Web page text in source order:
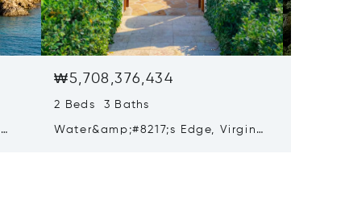
₩5,708,376,434
2 Beds 3 Baths
Water&amp;#8217;s Edge, Virgin